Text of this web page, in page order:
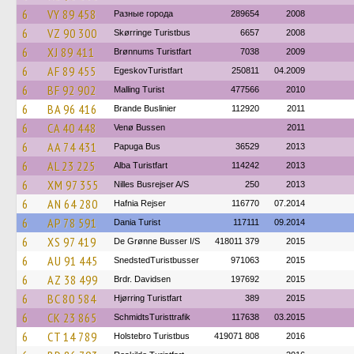
6 VY 89 458 Разные города 289654 2008
6 VZ 90 300 Skørringe Turistbus 6657 2008
6 XJ 89 411 Brønnums Turistfart 7038 2009
6 AF 89 455 EgeskovTuristfart 250811 04.2009
6 BF 92 902 Malling Turist 477566 2010
6 BA 96 416 Brande Buslinier 112920 2011
6 CA 40 448 Venø Bussen 2011
6 AA 74 431 Papuga Bus 36529 2013
6 AL 23 225 Alba Turistfart 114242 2013
6 XM 97 355 Nilles Busrejser A/S 250 2013
6 AN 64 280 Hafnia Rejser 116770 07.2014
6 AP 78 591 Dania Turist 117111 09.2014
6 XS 97 419 De Grønne Busser I/S 418011 379 2015
6 AU 91 445 SnedstedTuristbusser 971063 2015
6 AZ 38 499 Brdr. Davidsen 197692 2015
6 BC 80 584 Hjørring Turistfart 389 2015
6 CK 23 865 SchmidtsTuristtrafik 117638 03.2015
6 CT 14 789 Holstebro Turistbus 419071 808 2016